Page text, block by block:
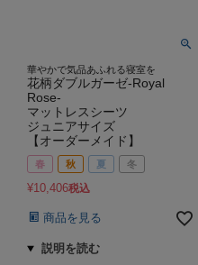
華やかで気品あふれる寝室を
花柄ダブルガーゼ-Royal
Rose-
マットレスシーツ
ジュニアサイズ
【オーダーメイド】
春 秋 夏 冬
¥10,406税込
商品を見る